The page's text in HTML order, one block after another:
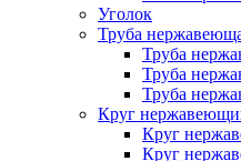
Уголок
Труба
Труба
Труба
Труба
Круг
Круг
Круг